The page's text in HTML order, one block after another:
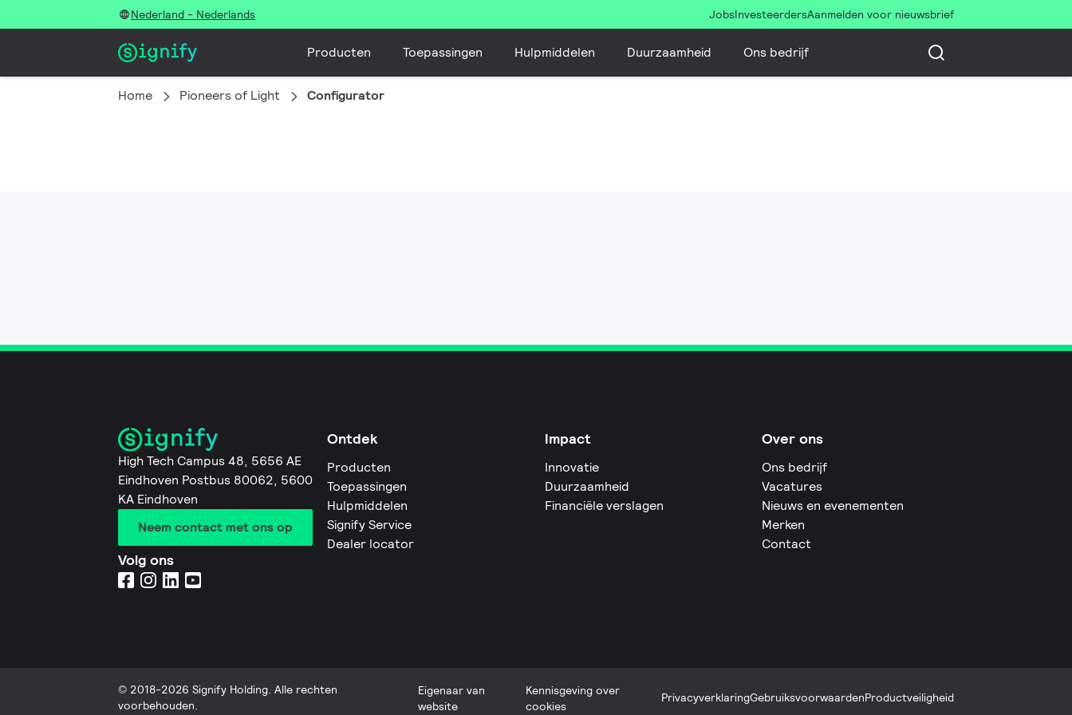
Nederland - Nederlands JobsInvesteerdersAanmelden voor nieuwsbrief
Producten Toepassingen Hulpmiddelen Duurzaamheid Ons bedrijf
Home Pioneers of Light Configurator
High Tech Campus 48, 5656 AE
Eindhoven Postbus 80062, 5600
KA Eindhoven
Neem contact met ons op
Volg ons
Ontdek
Producten
Toepassingen
Hulpmiddelen
Signify Service
Dealer locator
Impact
Innovatie
Duurzaamheid
Financiële verslagen
Over ons
Ons bedrijf
Vacatures
Nieuws en evenementen
Merken
Contact
© 2018-2026 Signify Holding. Alle rechten
voorbehouden.
Eigenaar van
website
Kennisgeving over
cookies
PrivacyverklaringGebruiksvoorwaardenProductveiligheid